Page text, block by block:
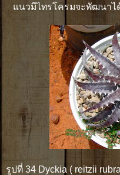
แนวมีไทรโครมจะพัฒนาไ
รูปที่ 34 Dyckia ( reitzii